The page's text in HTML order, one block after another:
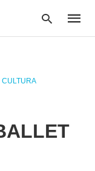
query
CULTURA